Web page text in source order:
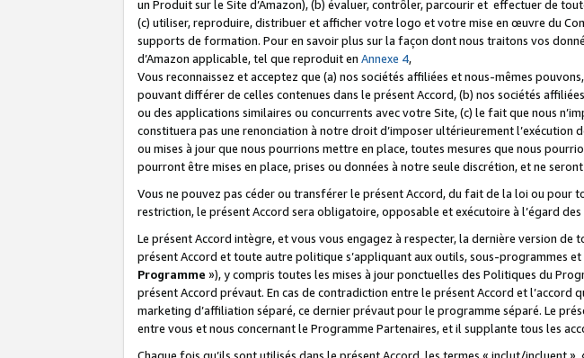
un Produit sur le Site d’Amazon), (b) évaluer, contrôler, parcourir et effectuer de
(c) utiliser, reproduire, distribuer et afficher votre logo et votre mise en œuvre du
supports de formation. Pour en savoir plus sur la façon dont nous traitons vos
d’Amazon applicable, tel que reproduit en Annexe 4,
Vous reconnaissez et acceptez que (a) nos sociétés affiliées et nous-mêmes
pouvant différer de celles contenues dans le présent Accord, (b) nos sociétés
ou des applications similaires ou concurrents avec votre Site, (c) le fait que nous
constituera pas une renonciation à notre droit d’imposer ultérieurement
ou mises à jour que nous pourrions mettre en place, toutes mesures que nous
pourront être mises en place, prises ou données à notre seule discrétion, et ne
Vous ne pouvez pas céder ou transférer le présent Accord, du fait de la loi ou pour
restriction, le présent Accord sera obligatoire, opposable et exécutoire à l’égard
Le présent Accord intègre, et vous vous engagez à respecter, la dernière version
présent Accord et toute autre politique s’appliquant aux outils, sous-programmes
Programme »), y compris toutes les mises à jour ponctuelles des Politiques du
présent Accord prévaut. En cas de contradiction entre le présent Accord et l’accord
marketing d’affiliation séparé, ce dernier prévaut pour le programme séparé. Le
entre vous et nous concernant le Programme Partenaires, et il supplante tous les